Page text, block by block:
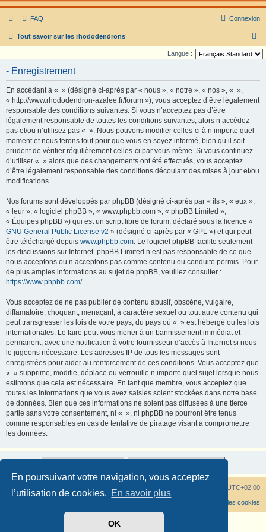
En poursuivant votre navigation, vous acceptez
l’utilisation de cookies. En savoir plus
OK
FAQ Connexion
Tout savoir sur les rhododendrons
e
Langue :
- Enregistrement
En accédant à « » (désigné ci-après par « nous », « notre », « nos », « »,
« http://www.rhododendron-azalee.fr/forum »), vous acceptez d’être légalement
responsable des conditions suivantes. Si vous n’acceptez pas d’être
légalement responsable de toutes les conditions suivantes, alors n’accédez
pas et/ou n’utilisez pas « ». Nous pouvons modifier celles-ci à n’importe quel
moment et nous ferons tout pour que vous en soyez informé, bien qu’il soit
prudent de vérifier régulièrement celles-ci par vous-même. Si vous continuez
d’utiliser « » alors que des changements ont été effectués, vous acceptez
d’être légalement responsable des conditions découlant des mises à jour et/ou
modifications.
Nos forums sont développés par phpBB (désigné ci-après par « ils », « eux »,
« leur », « logiciel phpBB », « www.phpbb.com », « phpBB Limited »,
« Équipes phpBB ») qui est un script libre de forum, déclaré sous la licence «
GNU General Public License v2 » (désigné ci-après par « GPL ») et qui peut
être téléchargé depuis www.phpbb.com. Le logiciel phpBB facilite seulement
les discussions sur Internet. phpBB Limited n’est pas responsable de ce que
nous acceptons ou n’acceptons pas comme contenu ou conduite permis. Pour
de plus amples informations au sujet de phpBB, veuillez consulter :
https://www.phpbb.com/.
Vous acceptez de ne pas publier de contenu abusif, obscène, vulgaire,
diffamatoire, choquant, menaçant, à caractère sexuel ou tout autre contenu qui
peut transgresser les lois de votre pays, du pays où « » est hébergé ou les lois
internationales. Le faire peut vous mener à un bannissement immédiat et
permanent, avec une notification à votre fournisseur d’accès à Internet si nous
le jugeons nécessaire. Les adresses IP de tous les messages sont
enregistrées pour aider au renforcement de ces conditions. Vous acceptez que
« » supprime, modifie, déplace ou verrouille n’importe quel sujet lorsque nous
estimons que cela est nécessaire. En tant que membre, vous acceptez que
toutes les informations que vous avez saisies soient stockées dans notre base
de données. Bien que ces informations ne soient pas diffusées à une tierce
partie sans votre consentement, ni « », ni phpBB ne pourront être tenus
comme responsables en cas de tentative de piratage visant à compromettre
les données.
UTC+02:00
Supprimer les cookies
phpBB ® Forum Software © phpBB Limited